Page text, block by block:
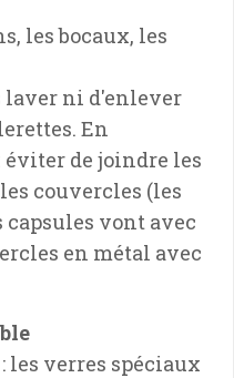
les bocaux, les
laver ni d'enlever
En
de joindre les
couvercles (les
vont avec
en métal avec
les verres spéciaux